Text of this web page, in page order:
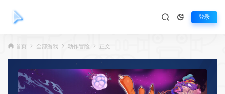
登录
首页 全部游戏 动作冒险 正文